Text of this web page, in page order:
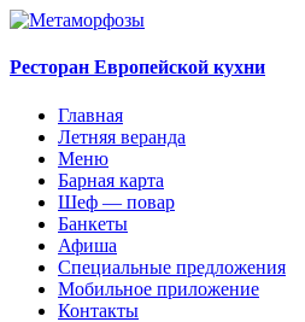
Ресторан Европейской кухни
Главная
Летняя веранда
Меню
Барная карта
Шеф — повар
Банкеты
Афиша
Специальные предложения
Мобильное приложение
Контакты